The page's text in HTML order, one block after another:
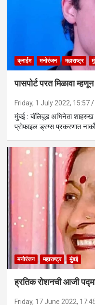
क्राईम मनोरंजन महाराष्ट्र
पासपोर्ट परत मिळावा
Friday, 1 July 2022, 15:57
मुंबई : बॉलिवूड अभिनेता
प्रोफाइल ड्रग्स प्रकरणात
मनोरंजन महाराष्ट्र मुंबई
ह्रतिक रोशनची आजी
Friday, 17 June 2022,